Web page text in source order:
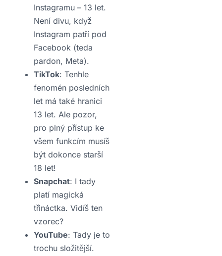
Instagramu – 13 let.
Není divu, když
Instagram patří pod
Facebook (teda
pardon, Meta).
TikTok: Tenhle
fenomén posledních
let má také hranici
13 let. Ale pozor,
pro plný přístup ke
všem funkcím musíš
být dokonce starší
18 let!
Snapchat: I tady
platí magická
třináctka. Vidíš ten
vzorec?
YouTube: Tady je to
trochu složitější.